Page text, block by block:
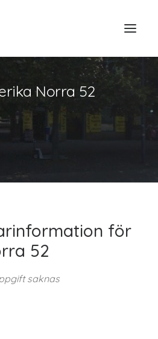
Norra 52
för
52
saknas